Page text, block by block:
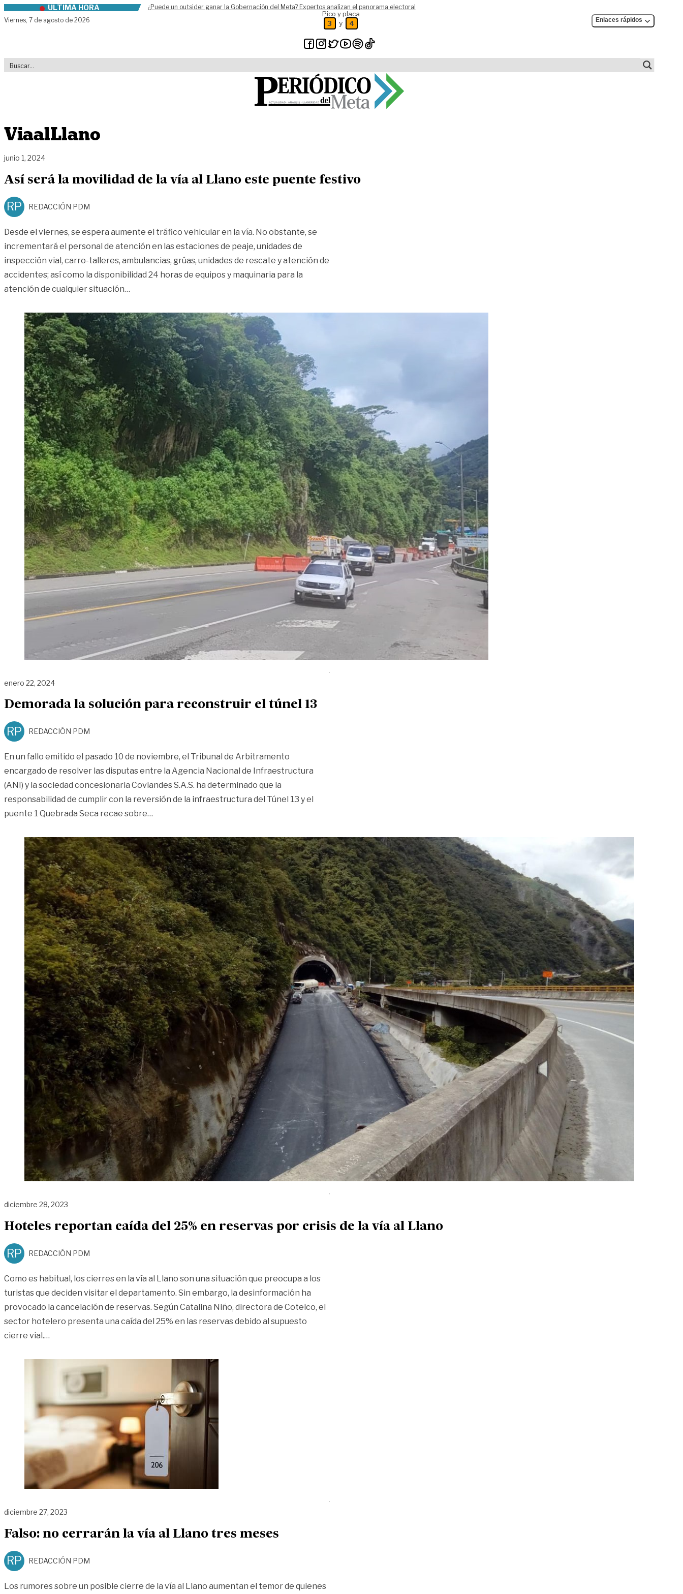
Skip to contentÚLTIMA HORA
¿Puede un outsider ganar la Gobernación del Meta? Expertos analizan el panorama electoral
Viernes, 7 de agosto de 2026
Pico y placa
3 y 4 Enlaces rápidos
ViaalLlano
junio 1, 2024
Así será la movilidad de la vía al Llano este puente festivo
RP REDACCIÓN PDM
Desde el viernes, se espera aumente el tráfico vehicular en la vía. No obstante, se
incrementará el personal de atención en las estaciones de peaje, unidades de
inspección vial, carro-talleres, ambulancias, grúas, unidades de rescate y atención de
accidentes; así como la disponibilidad 24 horas de equipos y maquinaria para la
atención de cualquier situación…
enero 22, 2024
Demorada la solución para reconstruir el túnel 13
RP REDACCIÓN PDM
En un fallo emitido el pasado 10 de noviembre, el Tribunal de Arbitramento
encargado de resolver las disputas entre la Agencia Nacional de Infraestructura
(ANI) y la sociedad concesionaria Coviandes S.A.S. ha determinado que la
responsabilidad de cumplir con la reversión de la infraestructura del Túnel 13 y el
puente 1 Quebrada Seca recae sobre…
diciembre 28, 2023
Hoteles reportan caída del 25% en reservas por crisis de la vía al Llano
RP REDACCIÓN PDM
Como es habitual, los cierres en la vía al Llano son una situación que preocupa a los
turistas que deciden visitar el departamento. Sin embargo, la desinformación ha
provocado la cancelación de reservas. Según Catalina Niño, directora de Cotelco, el
sector hotelero presenta una caída del 25% en las reservas debido al supuesto
cierre vial.…
diciembre 27, 2023
Falso: no cerrarán la vía al Llano tres meses
RP REDACCIÓN PDM
Los rumores sobre un posible cierre de la vía al Llano aumentan el temor de quienes